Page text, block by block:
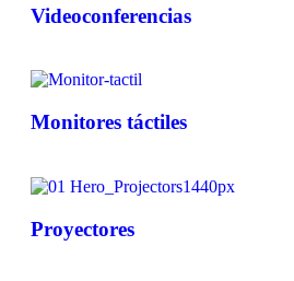
Videoconferencias
Monitores táctiles
Proyectores